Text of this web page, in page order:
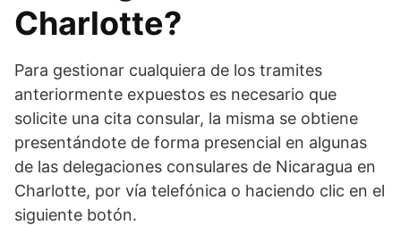
Charlotte?
Para gestionar cualquiera de los tramites
anteriormente expuestos es necesario que
solicite una cita consular, la misma se obtiene
presentándote de forma presencial en algunas
de las delegaciones consulares de Nicaragua en
Charlotte, por vía telefónica o haciendo clic en el
siguiente botón.